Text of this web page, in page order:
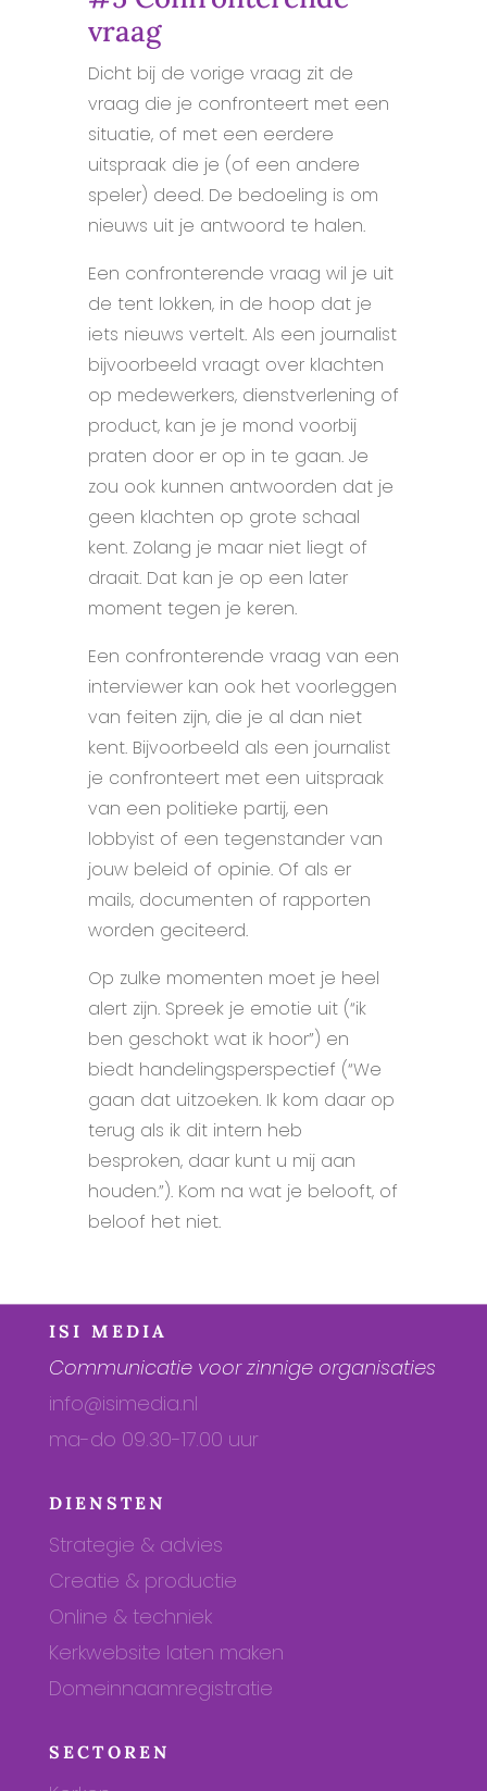
vraag
Dicht bij de vorige vraag zit de
vraag die je confronteert met een
situatie, of met een eerdere
uitspraak die je (of een andere
speler) deed. De bedoeling is om
nieuws uit je antwoord te halen.
Een confronterende vraag wil je uit
de tent lokken, in de hoop dat je
iets nieuws vertelt. Als een journalist
bijvoorbeeld vraagt over klachten
op medewerkers, dienstverlening of
product, kan je je mond voorbij
praten door er op in te gaan. Je
zou ook kunnen antwoorden dat je
geen klachten op grote schaal
kent. Zolang je maar niet liegt of
draait. Dat kan je op een later
moment tegen je keren.
Een confronterende vraag van een
interviewer kan ook het voorleggen
van feiten zijn, die je al dan niet
kent. Bijvoorbeeld als een journalist
je confronteert met een uitspraak
van een politieke partij, een
lobbyist of een tegenstander van
jouw beleid of opinie. Of als er
mails, documenten of rapporten
worden geciteerd.
Op zulke momenten moet je heel
alert zijn. Spreek je emotie uit (“ik
ben geschokt wat ik hoor”) en
biedt handelingsperspectief (“We
gaan dat uitzoeken. Ik kom daar op
terug als ik dit intern heb
besproken, daar kunt u mij aan
houden.”). Kom na wat je belooft, of
beloof het niet.
ISI MEDIA
Communicatie voor zinnige organisaties
info@isimedia.nl
ma-do 09.30-17.00 uur
DIENSTEN
Strategie & advies
Creatie & productie
Online & techniek
Kerkwebsite laten maken
Domeinnaamregistratie
SECTOREN